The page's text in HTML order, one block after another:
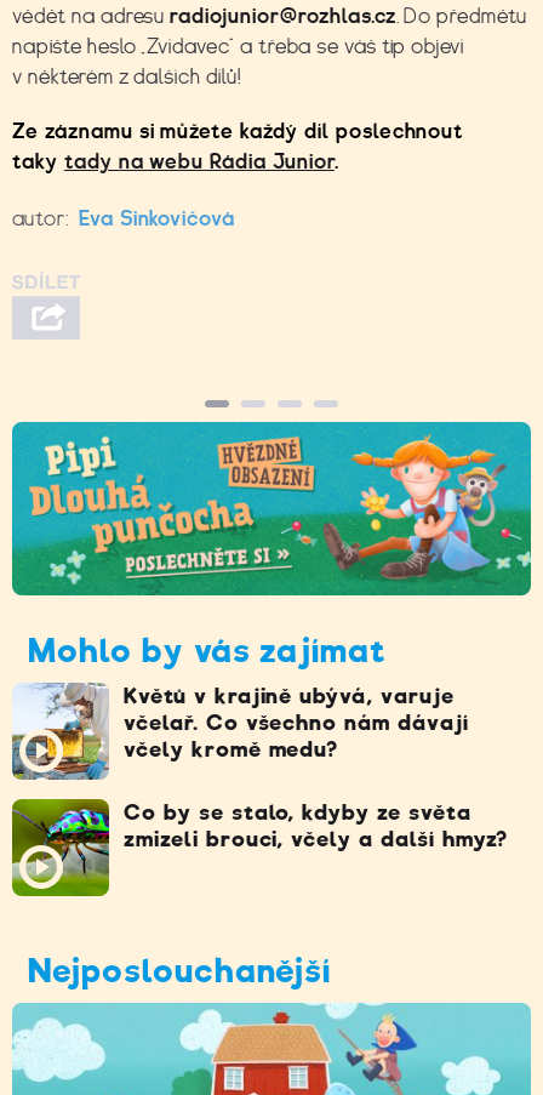
vědět na adresu radiojunior@rozhlas.cz. Do předmětu
napište heslo „Zvídavec“ a třeba se váš tip objeví
v některém z dalších dílů!
Ze záznamu si můžete každý díl poslechnout
taky tady na webu Rádia Junior.
autor: Eva Sinkovičová
Mohlo by vás zajímat
Květů v krajině ubývá, varuje
včelař. Co všechno nám dávají
včely kromě medu?
Co by se stalo, kdyby ze světa
zmizeli brouci, včely a další hmyz?
Nejposlouchanější